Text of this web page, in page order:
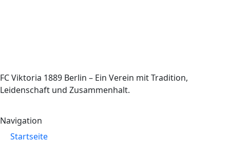
FC Viktoria 1889 Berlin – Ein Verein mit Tradition,
Leidenschaft und Zusammenhalt.
Navigation
Startseite